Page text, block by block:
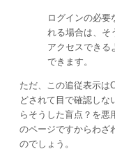
ログインの必要
れる場合は、そ
アクセスできる
できます。
ただ、この追従表示は
どされて目で確認しな
らそうした盲点？を悪
のページですからわざ
のでしょう。